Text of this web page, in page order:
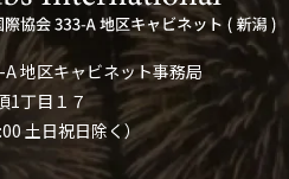
地区キャビネット事務局
1丁目１７
土日祝日除く）